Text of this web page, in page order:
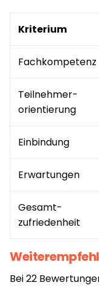
Kriterium
Fachkompetenz
Teilnehmer-
orientierung
Einbindung
Erwartungen
Gesamt-
zufriedenheit
Bei 22